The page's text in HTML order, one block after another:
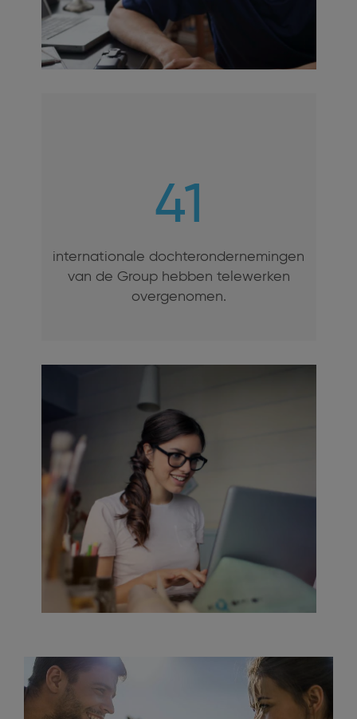
41
internationale dochterondernemingen
van de Group hebben telewerken
overgenomen.